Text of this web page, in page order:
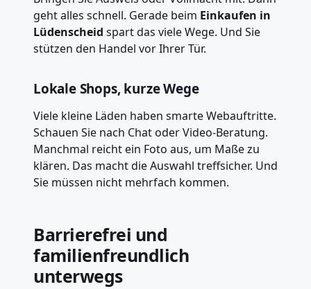
geht alles schnell. Gerade beim Einkaufen in
Lüdenscheid spart das viele Wege. Und Sie
stützen den Handel vor Ihrer Tür.
Lokale Shops, kurze Wege
Viele kleine Läden haben smarte Webauftritte.
Schauen Sie nach Chat oder Video-Beratung.
Manchmal reicht ein Foto aus, um Maße zu
klären. Das macht die Auswahl treffsicher. Und
Sie müssen nicht mehrfach kommen.
Barrierefrei und
familienfreundlich
unterwegs